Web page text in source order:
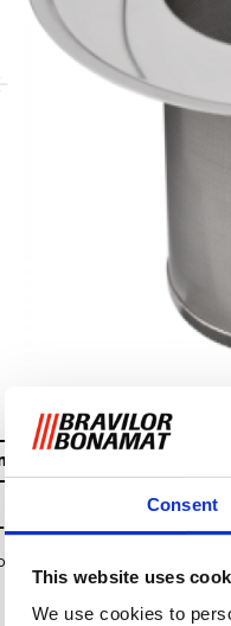
Consent
This website uses
We use cookies to
PRODUCTO